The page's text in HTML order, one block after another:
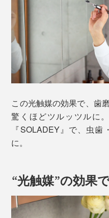
この光触媒の効果で、歯
驚くほどツルッツルに
『SOLADEY』で、虫
に。
“光触媒”の効果